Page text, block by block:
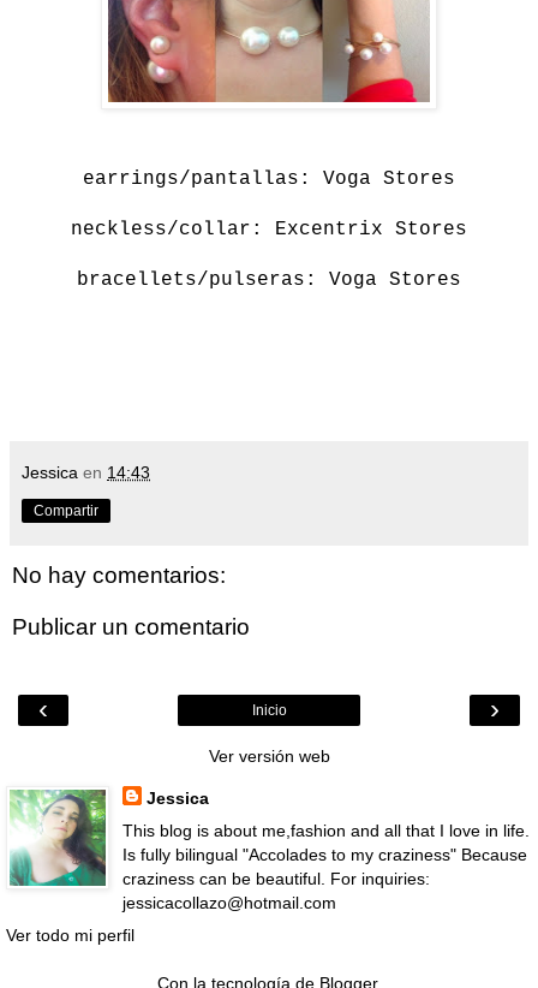
earrings/pantallas: Voga Stores
neckless/collar: Excentrix Stores
bracellets/pulseras: Voga Stores
Jessica en 14:43
Compartir
No hay comentarios:
Publicar un comentario
‹ ›
Inicio
Ver versión web
Jessica
This blog is about me,fashion and all that I love in life.
Is fully bilingual "Accolades to my craziness" Because
craziness can be beautiful. For inquiries:
jessicacollazo@hotmail.com
Ver todo mi perfil
Con la tecnología de Blogger.